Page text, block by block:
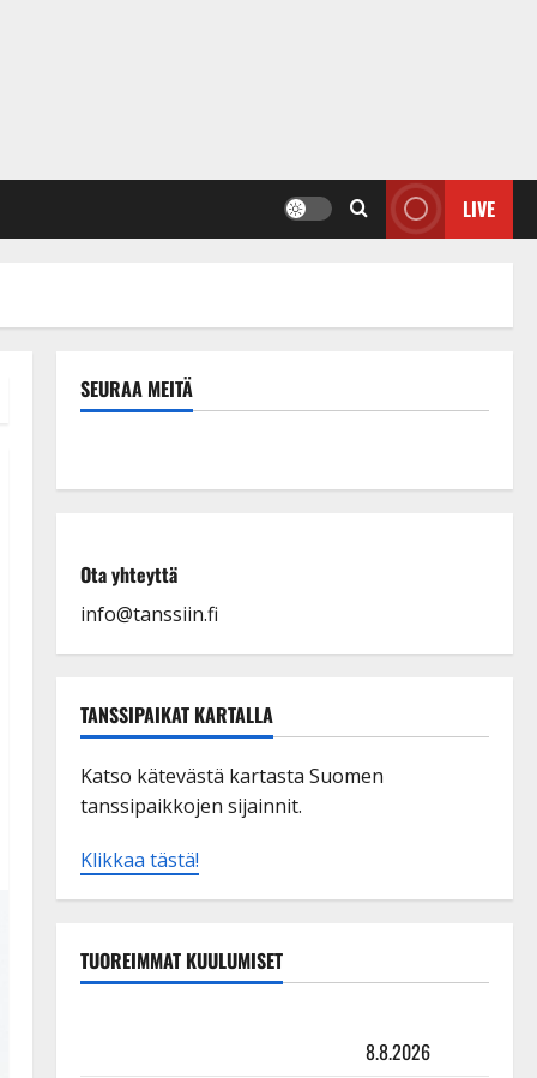
LIVE
SEURAA MEITÄ
Ota yhteyttä
info@tanssiin.fi
TANSSIPAIKAT KARTALLA
Katso kätevästä kartasta Suomen
tanssipaikkojen sijainnit.
Klikkaa tästä!
TUOREIMMAT KUULUMISET
8.8.2026